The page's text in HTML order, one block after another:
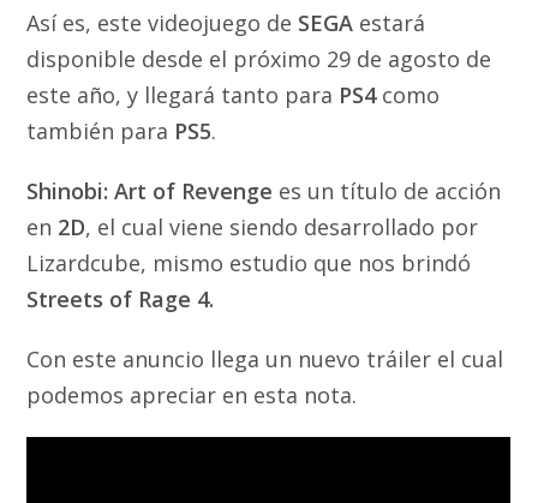
Así es, este videojuego de SEGA estará
disponible desde el próximo 29 de agosto de
este año, y llegará tanto para PS4 como
también para PS5.
Shinobi: Art of Revenge es un título de acción
en 2D, el cual viene siendo desarrollado por
Lizardcube, mismo estudio que nos brindó
Streets of Rage 4.
Con este anuncio llega un nuevo tráiler el cual
podemos apreciar en esta nota.